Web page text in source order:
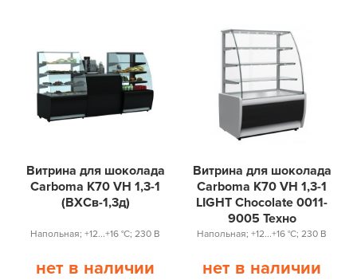
Витрина для шоколада
Carboma K70 VH 1,3-1
(ВХСв-1,3д)
Напольная; +12...+16 °С; 230 В
нет в наличии
Витрина для шоколада
Carboma K70 VH 1,3-1
LIGHT Chocolate 0011-
9005 Техно
Напольная; +12...+16 °С; 230 В
нет в наличии